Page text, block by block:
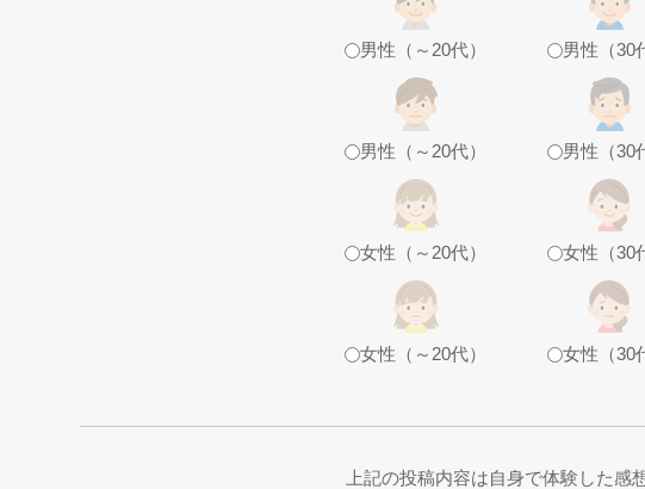
男性（～20代） 男性（30
男性（～20代） 男性（30
女性（～20代） 女性（30
女性（～20代） 女性（30
上記の投稿内容は自身で体験した感